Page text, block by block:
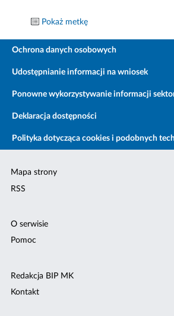
Pokaż metkę
Ochrona danych osobowych
Udostępnianie informacji na wniosek
Ponowne wykorzystywanie informacji
Deklaracja dostępności
Polityka dotycząca cookies i podobnych
Mapa strony
RSS
O serwisie
Pomoc
Redakcja BIP MK
Kontakt